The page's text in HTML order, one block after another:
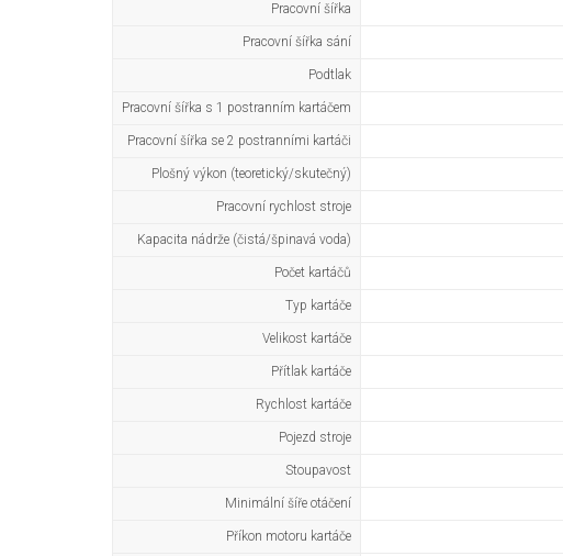
Pracovní šířka
Pracovní šířka sání
Podtlak
Pracovní šířka s 1 postranním kartáčem
Pracovní šířka se 2 postranními kartáči
Plošný výkon (teoretický/skutečný)
Pracovní rychlost stroje
Kapacita nádrže (čistá/špinavá voda)
Počet kartáčů
Typ kartáče
Velikost kartáče
Přítlak kartáče
Rychlost kartáče
Pojezd stroje
Stoupavost
Minimální šíře otáčení
Příkon motoru kartáče